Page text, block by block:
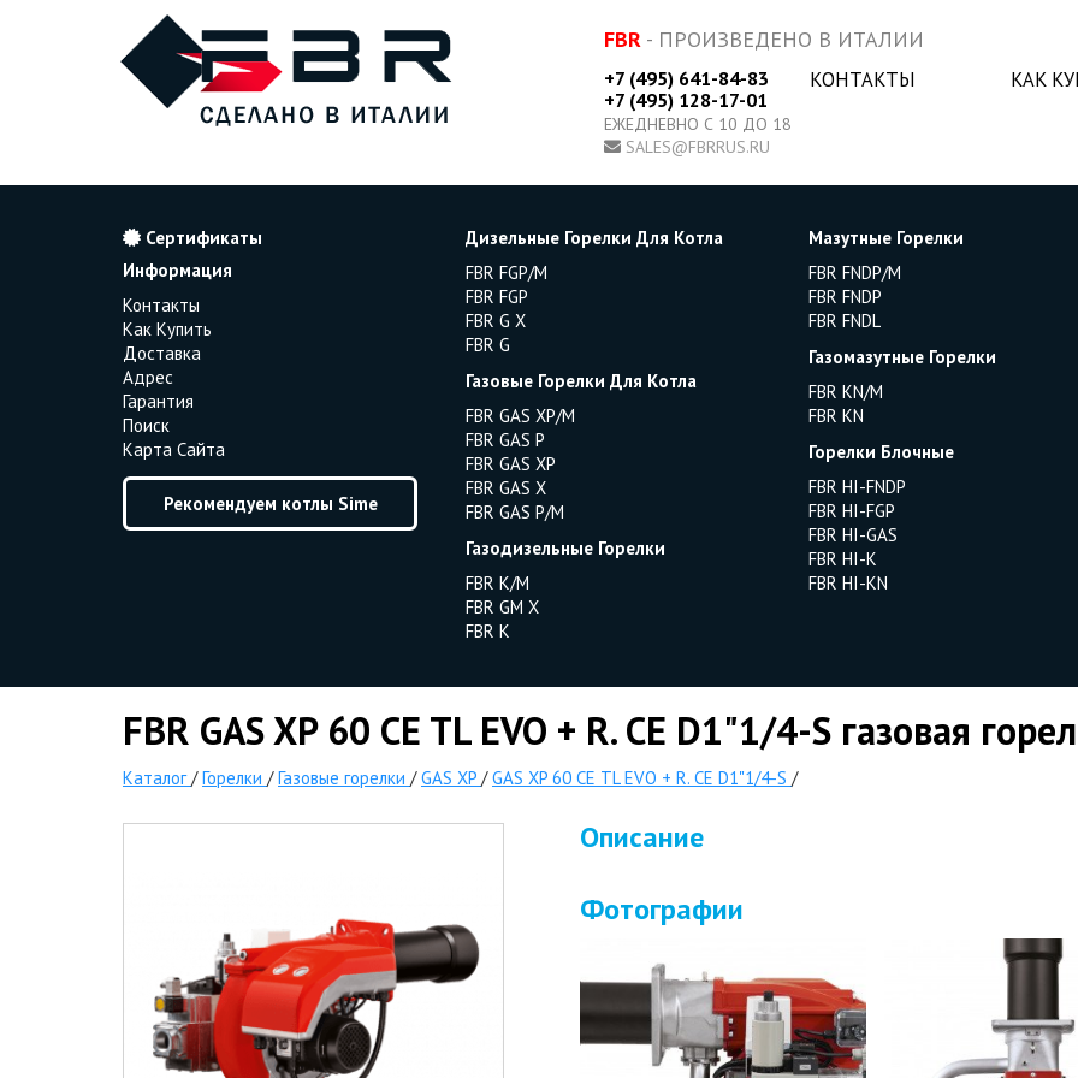
FBR- ПРОИЗВЕДЕНО В ИТАЛИИ
+7 (495) 641-84-83
+7 (495) 128-17-01
ЕЖЕДНЕВНО С 10 ДО 18
SALES@FBRRUS.RU
КОНТАКТЫ КАК
Сертификаты
Информация
Контакты
Как Купить
Доставка
Адрес
Гарантия
Поиск
Карта Сайта
Рекомендуем котлы Sime
Дизельные Горелки Для Котла
FBR FGP/M
FBR FGP
FBR G X
FBR G
Газовые Горелки Для Котла
FBR GAS XP/M
FBR GAS P
FBR GAS XP
FBR GAS X
FBR GAS P/M
Газодизельные Горелки
FBR K/M
FBR GM X
FBR K
Мазутные Горелки
FBR FNDP/M
FBR FNDP
FBR FNDL
Газомазутные Горелки
FBR KN/M
FBR KN
Горелки Блочные
FBR HI-FNDP
FBR HI-FGP
FBR HI-GAS
FBR HI-K
FBR HI-KN
FBR GAS XP 60 CE TL EVO + R. CE D1"1/4-S газовая
Каталог /Горелки /Газовые горелки /GAS XP /GAS XP 60 CE TL EVO + R. CE D1"1/4-S /
Описание
Фотографии